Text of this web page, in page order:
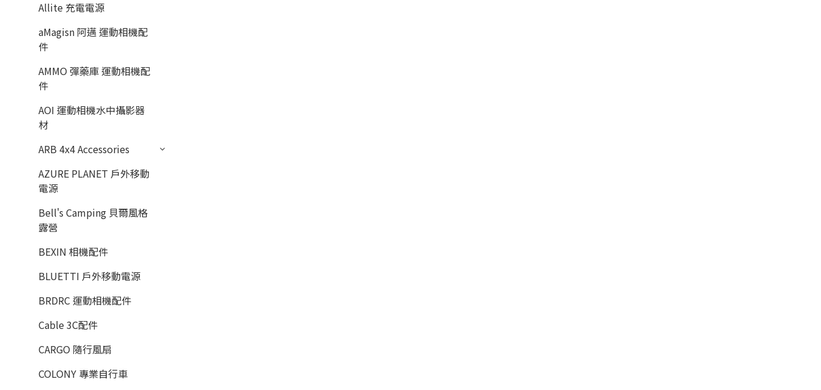
Allite 充電電源
aMagisn 阿邁 運動相機配
件
AMMO 彈藥庫 運動相機配
件
AOI 運動相機水中攝影器
材
ARB 4x4 Accessories
AZURE PLANET 戶外移動
電源
Bell's Camping 貝爾風格
露營
BEXIN 相機配件
BLUETTI 戶外移動電源
BRDRC 運動相機配件
Cable 3C配件
CARGO 隨行風扇
COLONY 專業自行車